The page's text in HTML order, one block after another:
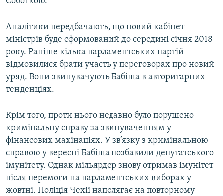
Аналітики передбачають, що новий кабінет
міністрів буде сформований до середині січня 2018
року. Раніше кілька парламентських партій
відмовилися брати участь у переговорах про новий
уряд. Вони звинувачують Бабіша в авторитарних
тенденціях.
Крім того, проти нього недавно було порушено
кримінальну справу за звинуваченням у
фінансових махінаціях. У зв’язку з кримінальною
справою у вересні Бабіша позбавили депутатського
імунітету. Однак мільярдер знову отримав імунітет
після перемоги на парламентських виборах у
жовтні. Поліція Чехії наполягає на повторному